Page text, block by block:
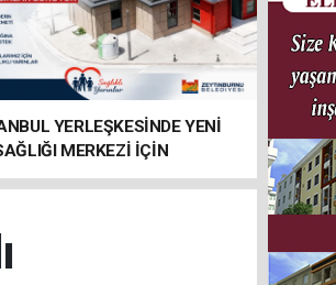
YERLEŞKESİNDE YENİ
MERKEZİ İÇİN
SÜRÜYOR